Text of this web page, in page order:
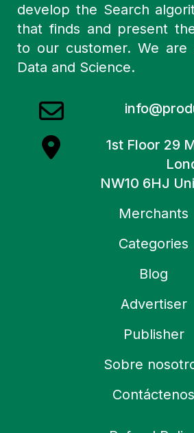
develop the Search
that finds and present
to our customer. We are
Data and Science.
1st Floor 29
NW10 6HJ
Merchants
Categories
Blog
Advertiser
Publisher
Sobre
Contáctenos